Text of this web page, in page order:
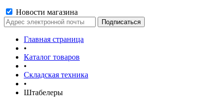
Новости магазина
Главная страница
•
Каталог товаров
•
Складская техника
•
Штабелеры